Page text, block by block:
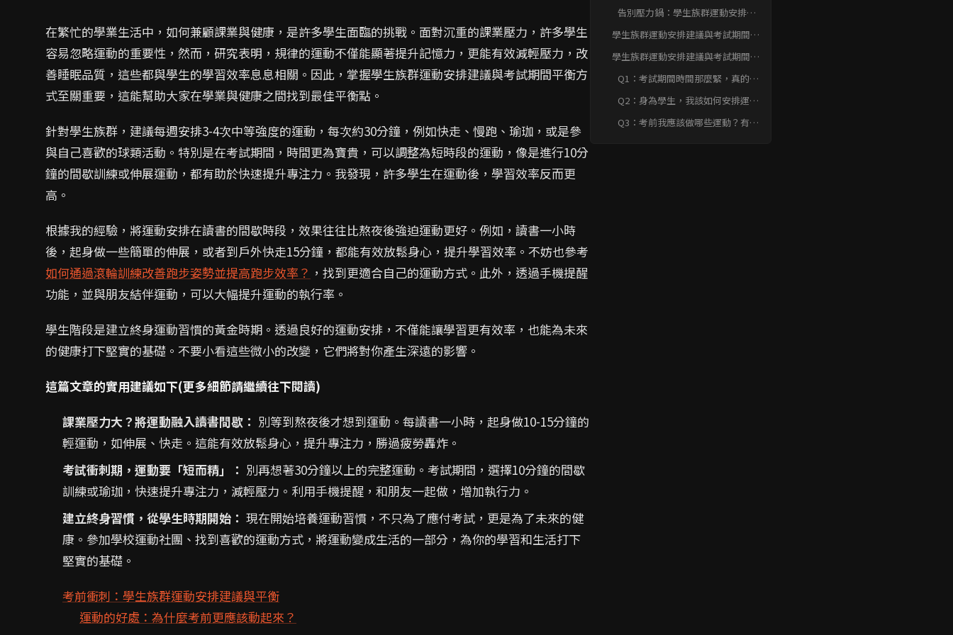
在繁忙的學業生活中，如何兼顧課業與健康，是許多學生面臨的挑戰。面對沉重的課業壓力，許多學生
容易忽略運動的重要性，然而，研究表明，規律的運動不僅能顯著提升記憶力，更能有效減輕壓力，改
善睡眠品質，這些都與學生的學習效率息息相關。因此，掌握學生族群運動安排建議與考試期間平衡方
式至關重要，這能幫助大家在學業與健康之間找到最佳平衡點。
針對學生族群，建議每週安排3-4次中等強度的運動，每次約30分鐘，例如快走、慢跑、瑜珈，或是參
與自己喜歡的球類活動。特別是在考試期間，時間更為寶貴，可以調整為短時段的運動，像是進行10分
鐘的間歇訓練或伸展運動，都有助於快速提升專注力。我發現，許多學生在運動後，學習效率反而更
高。
根據我的經驗，將運動安排在讀書的間歇時段，效果往往比熬夜後強迫運動更好。例如，讀書一小時
後，起身做一些簡單的伸展，或者到戶外快走15分鐘，都能有效放鬆身心，提升學習效率。不妨也參考
如何通過滾輪訓練改善跑步姿勢並提高跑步效率？ ，找到更適合自己的運動方式。此外，透過手機提醒
功能，並與朋友結伴運動，可以大幅提升運動的執行率。
學生階段是建立終身運動習慣的黃金時期。透過良好的運動安排，不僅能讓學習更有效率，也能為未來
的健康打下堅實的基礎。不要小看這些微小的改變，它們將對你產生深遠的影響。
這篇文章的實用建議如下(更多細節請繼續往下閱讀)
課業壓力大？將運動融入讀書間歇： 別等到熬夜後才想到運動。每讀書一小時，起身做10-15分鐘的
輕運動，如伸展、快走。這能有效放鬆身心，提升專注力，勝過疲勞轟炸。
考試衝刺期，運動要「短而精」： 別再想著30分鐘以上的完整運動。考試期間，選擇10分鐘的間歇
訓練或瑜珈，快速提升專注力，減輕壓力。利用手機提醒，和朋友一起做，增加執行力。
建立終身習慣，從學生時期開始： 現在開始培養運動習慣，不只為了應付考試，更是為了未來的健
康。參加學校運動社團、找到喜歡的運動方式，將運動變成生活的一部分，為你的學習和生活打下
堅實的基礎。
考前衝刺：學生族群運動安排建議與平衡
運動的好處：為什麼考前更應該動起來？
告別壓力鍋：學生族群運動安排建
學生族群運動安排建議與考試期間平
學生族群運動安排建議與考試期間平
Q1：考試期間時間那麼緊，真的有
書時間嗎？
Q2：身為學生，我該如何安排運動
Q3：考前我應該做哪些運動？有沒